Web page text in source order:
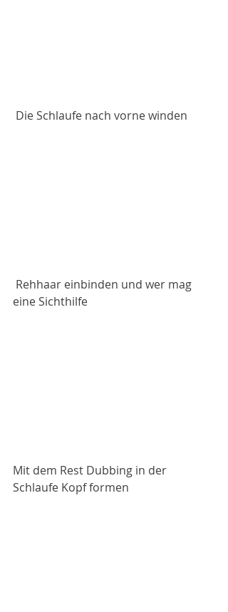
Die Schlaufe nach vorne winden
eine Sichthilfe
Mit dem Rest Dubbing in der
Schlaufe Kopf formen